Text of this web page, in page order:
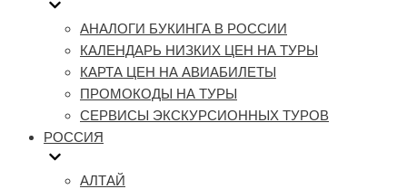
АНАЛОГИ БУКИНГА В РОССИИ
КАЛЕНДАРЬ НИЗКИХ ЦЕН НА ТУРЫ
КАРТА ЦЕН НА АВИАБИЛЕТЫ
ПРОМОКОДЫ НА ТУРЫ
СЕРВИСЫ ЭКСКУРСИОННЫХ ТУРОВ
РОССИЯ
АЛТАЙ